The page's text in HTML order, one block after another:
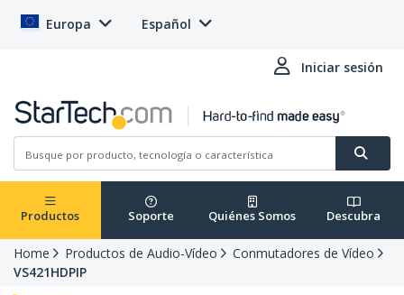
Europa Español
Iniciar sesión
Productos Soporte Quiénes Somos Descubra
Home Productos de Audio-Vídeo
Conmutadores de Vídeo
VS421HDPIP